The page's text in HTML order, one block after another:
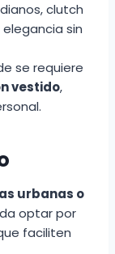
clutch
sin
se requiere
vestido,
urbanas o
optar por
faciliten